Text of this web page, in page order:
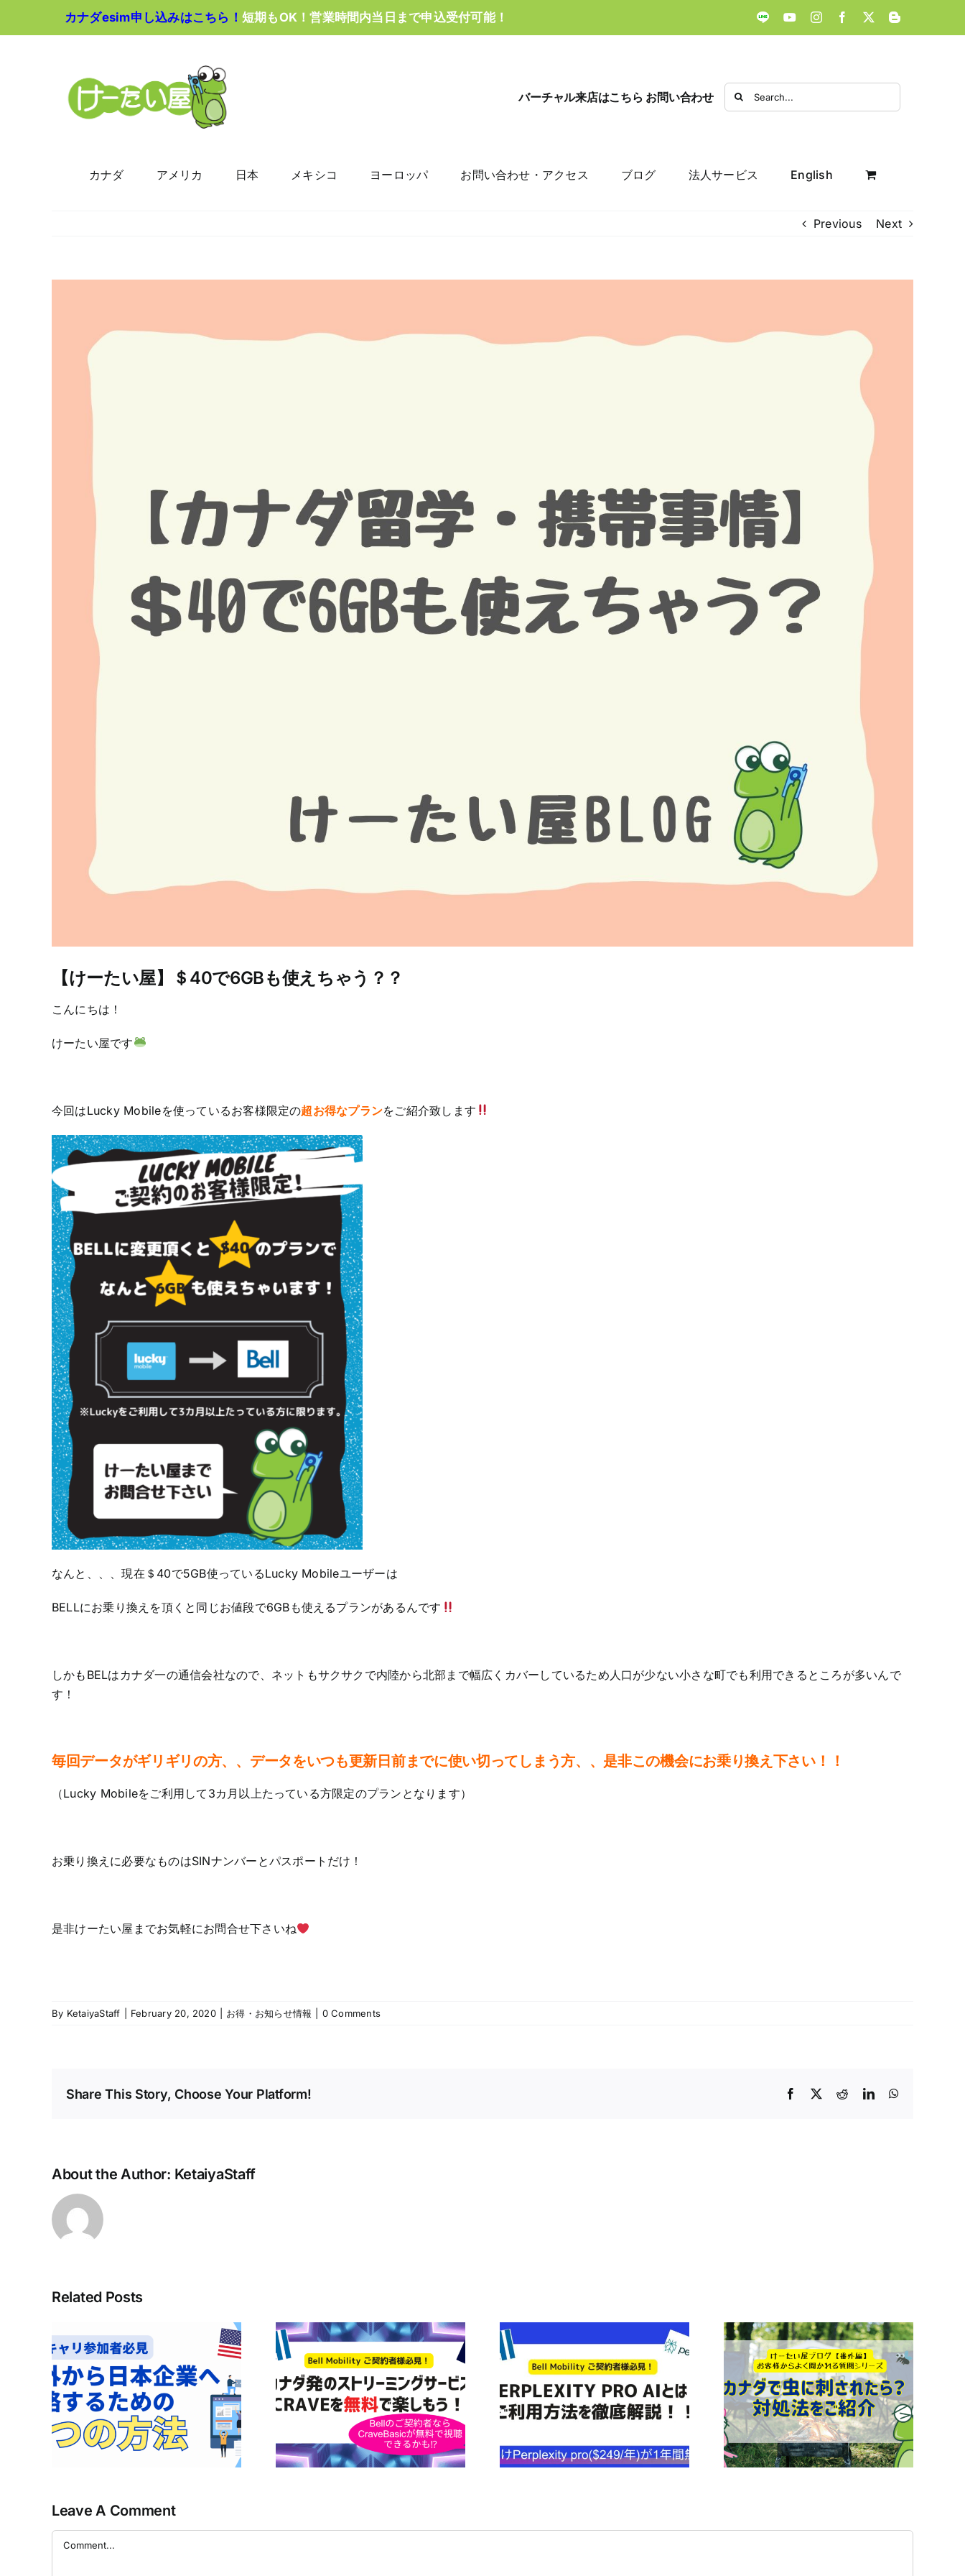
カナダesim申し込みはこちら！ 短期もOK！営業時間内当日まで申込受付可能！ LINE YouTubeInstagramFacebook
X Blogger
バーチャル来店はこちら お問い合わせ
Search
for:
カナダ アメリカ 日本 メキシコ ヨーロッパ お問い合わせ・アクセス ブログ 法人サービス English
Previous Next
【けーたい屋】＄40で6GBも使えちゃう？？
こんにちは！
けーたい屋です
今回はLucky Mobileを使っているお客様限定の超お得なプランをご紹介致します
なんと、、、現在＄40で5GB使っているLucky Mobileユーザーは
BELLにお乗り換えを頂くと同じお値段で6GBも使えるプランがあるんです
しかもBELはカナダ一の通信会社なので、ネットもサクサクで内陸から北部まで幅広くカバーしているため人口が少ない小さな町でも利用できるところが多いんで
す！
毎回データがギリギリの方、、データをいつも更新日前までに使い切ってしまう方、、是非この機会にお乗り換え下さい！！
（Lucky Mobileをご利用して3カ月以上たっている方限定のプランとなります）
お乗り換えに必要なものはSINナンバーとパスポートだけ！
是非けーたい屋までお気軽にお問合せ下さいね
By KetaiyaStaff February 20, 2020 お得・お知らせ情報 0 Comments
Share This Story, Choose Your Platform! Facebook RedditLinkedIn
About the Author: KetaiyaStaff
Related Posts
Bell Mobilityユーザー必
見！CraveのBasicプラン
が無料で楽しめるかも！？
【Bell契約者は1年間無
料！】Perplexity Pro AIの
利用ガイド
【カナダで虫刺され!?】痒
みには「Afterbite」が超お
【2025年版】ボストンキ
ャリアフォーラムでの電話
対応対策｜海外から日本企
業へスムーズに連絡する3
つの方法
Leave A Comment
Comment